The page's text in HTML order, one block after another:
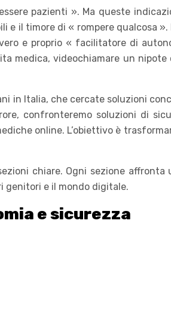
pazienti ». Ma queste
il timore di « rompere qualcosa
e proprio « facilitatore di
medica, videochiamare un nipote
in Italia, che cercate soluzioni
confronteremo soluzioni di
online. L’obiettivo è
chiare. Ogni sezione affronta
genitori e il mondo digitale.
e sicurezza